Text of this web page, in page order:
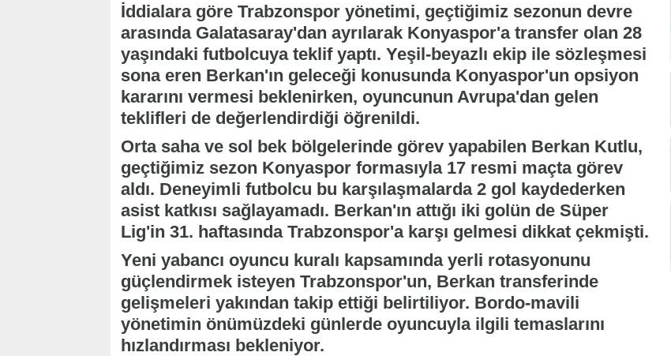
İddialara göre Trabzonspor yönetimi, geçtiğimiz sezonun devre
arasında Galatasaray'dan ayrılarak Konyaspor'a transfer olan 28
yaşındaki futbolcuya teklif yaptı. Yeşil-beyazlı ekip ile sözleşmesi
sona eren Berkan'ın geleceği konusunda Konyaspor'un opsiyon
kararını vermesi beklenirken, oyuncunun Avrupa'dan gelen
teklifleri de değerlendirdiği öğrenildi.
Orta saha ve sol bek bölgelerinde görev yapabilen Berkan Kutlu,
geçtiğimiz sezon Konyaspor formasıyla 17 resmi maçta görev
aldı. Deneyimli futbolcu bu karşılaşmalarda 2 gol kaydederken
asist katkısı sağlayamadı. Berkan'ın attığı iki golün de Süper
Lig'in 31. haftasında Trabzonspor'a karşı gelmesi dikkat çekmişti.
Yeni yabancı oyuncu kuralı kapsamında yerli rotasyonunu
güçlendirmek isteyen Trabzonspor'un, Berkan transferinde
gelişmeleri yakından takip ettiği belirtiliyor. Bordo-mavili
yönetimin önümüzdeki günlerde oyuncuyla ilgili temaslarını
hızlandırması bekleniyor.